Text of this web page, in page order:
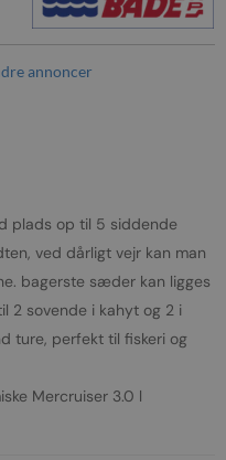
annoncer
plads op til 5 siddende
ved dårligt vejr kan man
bagerste sæder kan ligges
2 sovende i kahyt og 2 i
ture, perfekt til fiskeri og
Mercruiser 3.0 l